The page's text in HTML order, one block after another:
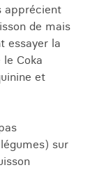
apprécient
de mais
essayer la
Coka
et
sur